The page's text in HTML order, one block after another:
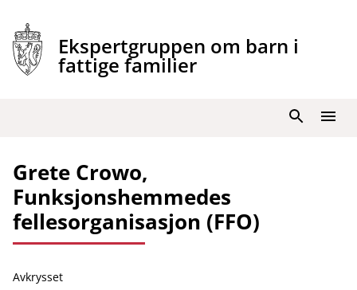
innhold
Ekspertgruppen om barn i
fattige familier
Meny
Søk
Grete Crowo,
Funksjonshemmedes
fellesorganisasjon (FFO)
Avkrysset